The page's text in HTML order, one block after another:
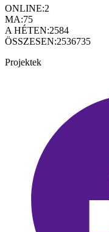
ONLINE:2
MA:75
A HÉTEN:2584
ÖSSZESEN:2536735
Projektek